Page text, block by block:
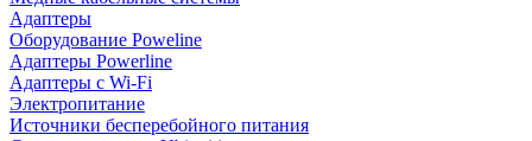
Адаптеры
Оборудование Poweline
Адаптеры Powerline
Адаптеры с Wi-Fi
Электропитание
Источники бесперебойного питания